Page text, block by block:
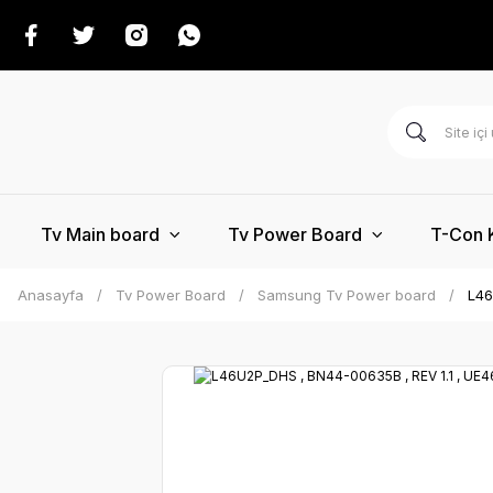
Tv Main board Tv Power Board T-Con
Anasayfa Tv Power Board Samsung Tv Power board